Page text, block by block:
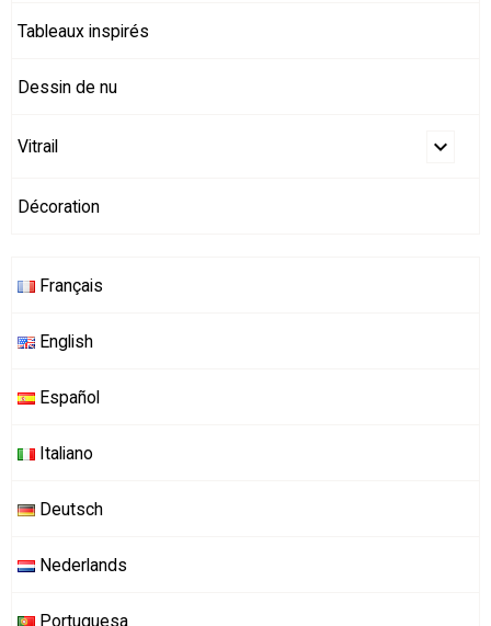
Tableaux inspirés
Dessin de nu
Vitrail
Décoration
Français
English
Español
Italiano
Deutsch
Nederlands
Portuguesa